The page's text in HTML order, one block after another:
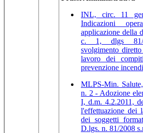
INL, circ. 11
Indicazioni
applicazione della
c. 1, dlgs 81/
svolgimento
lavoro dei
prevenzione
MLPS-Min.
n. 2 - Adozione
I, d.m. 4.2.2011,
l'effettuazione dei
dei soggetti
D.lgs. n. 81/2008